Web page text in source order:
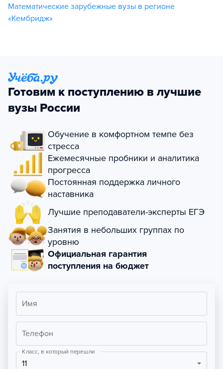
Математические зарубежные вузы в регионе
«Кембридж»
Готовим к поступлению в лучшие
вузы России
Обучение в комфортном темпе без
стресса
Ежемесячные пробники и аналитика
прогресса
Постоянная поддержка личного
наставника
Лучшие преподаватели-эксперты ЕГЭ
Занятия в небольших группах по
уровню
Официальная гарантия
поступления на бюджет
Имя
Телефон
Класс, в который перешли
11